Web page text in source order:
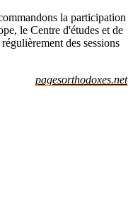
la par­ti­ci­pa­tion
le Centre d'études et de
des ses­sions
page­sor­tho­doxes.net